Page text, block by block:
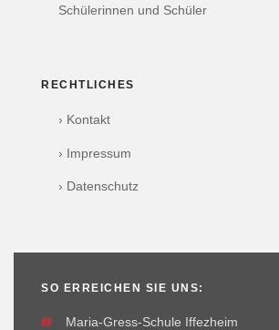
Schülerinnen und Schüler
RECHTLICHES
› Kontakt
› Impressum
› Datenschutz
SO ERREICHEN SIE UNS:
🏫 Maria-Gress-Schule Iffezheim